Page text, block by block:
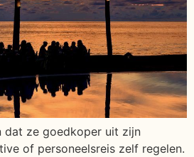
dat ze goedkoper uit zijn
of personeelsreis zelf regelen.